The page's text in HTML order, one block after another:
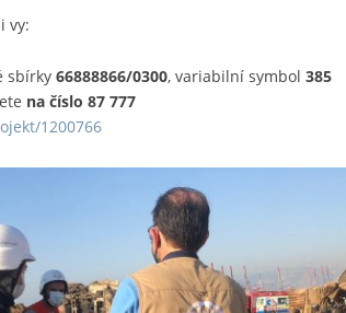
vy:
sbírky 66888866/0300, variabilní symbol 385
na číslo 87 777
1200766